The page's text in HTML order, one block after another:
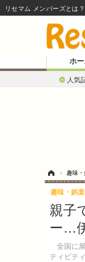
ホー
人気
› 趣味
親子
ー…
全国に展
ティビテ
趣味・娯楽
リセマム メンバーズ